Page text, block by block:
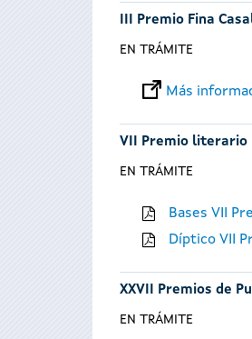
III Premio Fina
EN TRÁMITE
Más
VII Premio literario
EN TRÁMITE
Bases VII
Díptico VII
XXVII Premios de
EN TRÁMITE